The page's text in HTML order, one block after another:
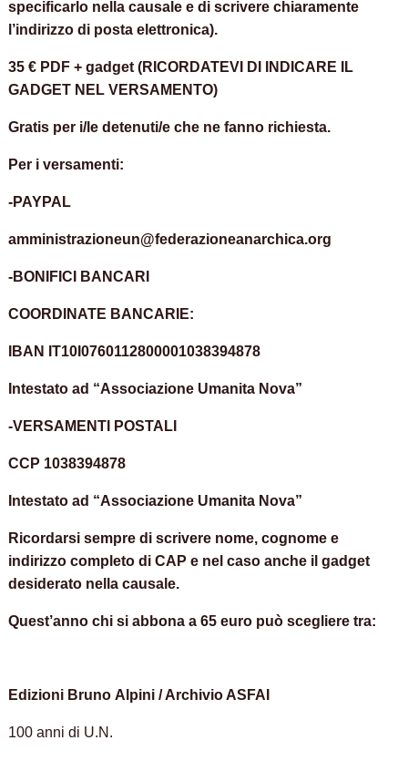
specificarlo nella causale e di scrivere chiaramente
l’indirizzo di posta elettronica).
35 € PDF + gadget (RICORDATEVI DI INDICARE IL
GADGET NEL VERSAMENTO)
Gratis per i/le detenuti/e che ne fanno richiesta.
Per i versamenti:
-PAYPAL
amministrazioneun@federazioneanarchica.org
-BONIFICI BANCARI
COORDINATE BANCARIE:
IBAN IT10I0760112800001038394878
Intestato ad “Associazione Umanita Nova”
-VERSAMENTI POSTALI
CCP 1038394878
Intestato ad “Associazione Umanita Nova”
Ricordarsi sempre di scrivere nome, cognome e
indirizzo completo di CAP e nel caso anche il gadget
desiderato nella causale.
Quest’anno chi si abbona a 65 euro può scegliere tra:
Edizioni Bruno Alpini / Archivio ASFAI
100 anni di U.N.